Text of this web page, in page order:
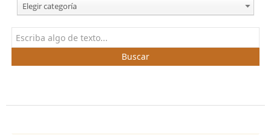
𝕏
Elegir categoría
Buscar